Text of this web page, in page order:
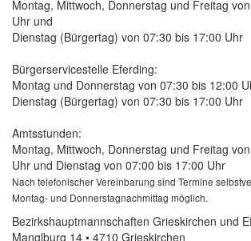
Montag, Mittwoch, Donnerstag und Freitag
Uhr und
Dienstag (Bürgertag) von 07:30 bis 17:00 Uhr
Bürgerservicestelle Eferding:
Montag und Donnerstag von 07:30 bis 12:00
Dienstag (Bürgertag) von 07:30 bis 17:00 Uhr
Amtsstunden:
Montag, Mittwoch, Donnerstag und Freitag
Uhr und Dienstag von 07:00 bis 17:00 Uhr
Nach telefonischer Vereinbarung sind Termine
Montag- und Donnerstagnachmittag möglich.
Bezirkshauptmannschaften Grieskirchen und
Manglburg 14 • 4710 Grieskirchen